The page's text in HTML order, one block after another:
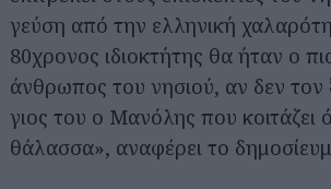
γεύση από την ελληνική
80χρονος ιδιοκτήτης θα ήταν ο
άνθρωπος του νησιού, αν δεν τον
γιος του ο Μανόλης που κοιτάζει
θάλασσα», αναφέρει το